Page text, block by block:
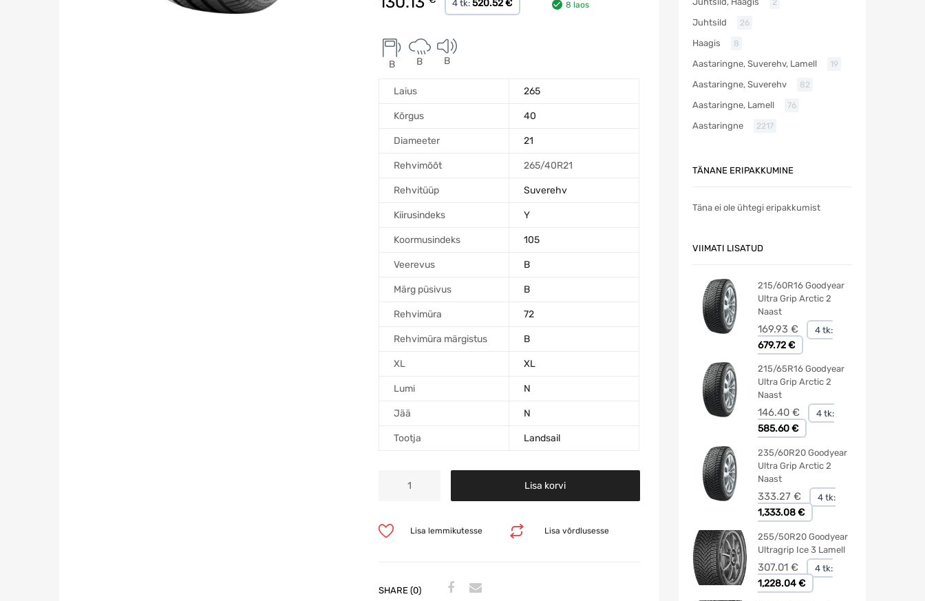
4 tk:520.52 € 8 laos
B B B
Laius 265
Kõrgus 40
Diameeter 21
Rehvimõõt 265/40R21
Rehvitüüp Suverehv
Kiirusindeks Y
Koormusindeks 105
Veerevus B
Märg püsivus B
Rehvimüra 72
Rehvimüra märgistus B
XL XL
Lumi N
Jää N
Tootja Landsail
Lisa korvi
Lisa võrdlusesse
Lisa lemmikutesse
SHARE (0)
2
Juhtsild 26
Haagis 8
Aastaringne, Suverehv, Lamell 19
Aastaringne, Suverehv 82
Aastaringne, Lamell 76
Aastaringne 2217
TÄNANE ERIPAKKUMINE
Täna ei ole ühtegi eripakkumist
VIIMATI LISATUD
215/60R16 Goodyear
Ultra Grip Arctic 2
Naast
169.93 € 4 tk:
679.72 €
215/65R16 Goodyear
Ultra Grip Arctic 2
Naast
146.40 € 4 tk:
585.60 €
235/60R20 Goodyear
Ultra Grip Arctic 2
Naast
333.27 € 4 tk:
1,333.08 €
255/50R20 Goodyear
Ultragrip Ice 3 Lamell
307.01 € 4 tk:
1,228.04 €